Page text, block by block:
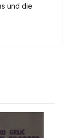
und die